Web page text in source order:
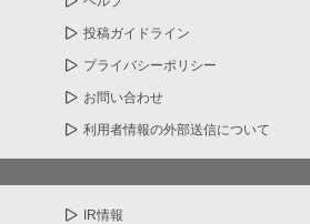
投稿ガイドライン
プライバシーポリシー
お問い合わせ
利用者情報の外部送信について
IR情報